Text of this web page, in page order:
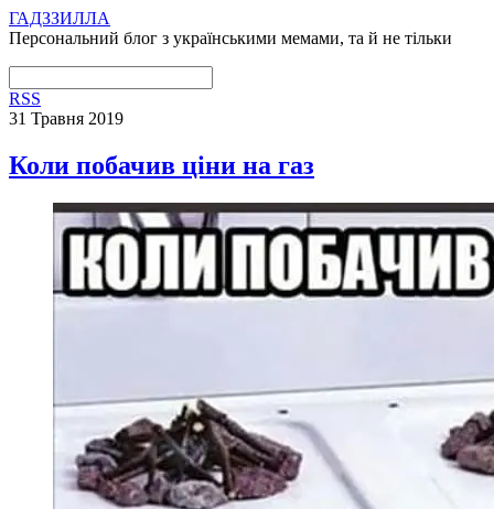
ГАДЗЗИЛЛА
Персональний блог з українськими мемами, та й не тільки
RSS
31 Травня 2019
Коли побачив ціни на газ